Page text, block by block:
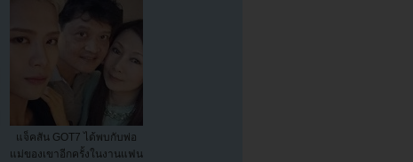
แจ็คสัน GOT7 ได้พบกับพ่อ
แม่ของเขาอีกครั้งในงานแฟน